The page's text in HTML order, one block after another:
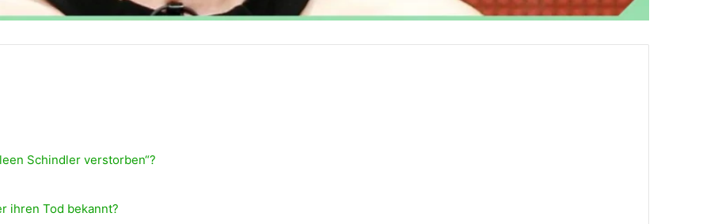
Schindler verstorben“?
ihren Tod bekannt?